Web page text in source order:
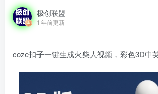
极创联盟
1年前更新
coze扣子一键生成火柴人视频，彩色3D中